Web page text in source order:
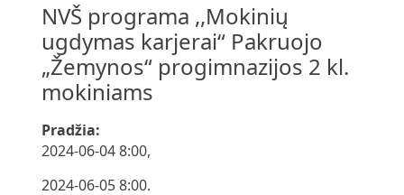
NVŠ programa ,,Mokinių
ugdymas karjerai“ Pakruojo
„Žemynos“ progimnazijos 2 kl.
mokiniams
Pradžia:
2024-06-04 8:00,
2024-06-05 8:00.